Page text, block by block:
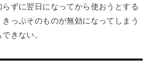
ずに翌日になってから使おうとする
っぷそのものが無効になってしまう
きない。